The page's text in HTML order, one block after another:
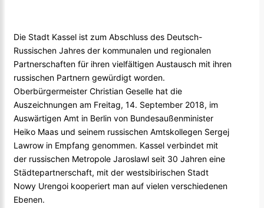
Die Stadt Kassel ist zum Abschluss des Deutsch-
Russischen Jahres der kommunalen und regionalen
Partnerschaften für ihren vielfältigen Austausch mit ihren
russischen Partnern gewürdigt worden.
Oberbürgermeister Christian Geselle hat die
Auszeichnungen am Freitag, 14. September 2018, im
Auswärtigen Amt in Berlin von Bundesaußenminister
Heiko Maas und seinem russischen Amtskollegen Sergej
Lawrow in Empfang genommen. Kassel verbindet mit
der russischen Metropole Jaroslawl seit 30 Jahren eine
Städtepartnerschaft, mit der westsibirischen Stadt
Nowy Urengoi kooperiert man auf vielen verschiedenen
Ebenen.